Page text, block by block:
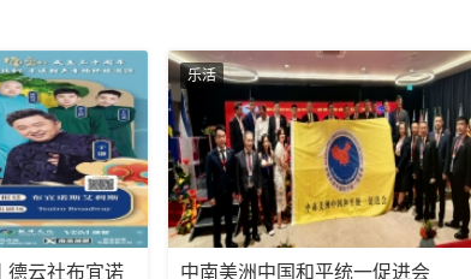
德云社布宜诺
乐活
中南美洲中国和平统一促进会